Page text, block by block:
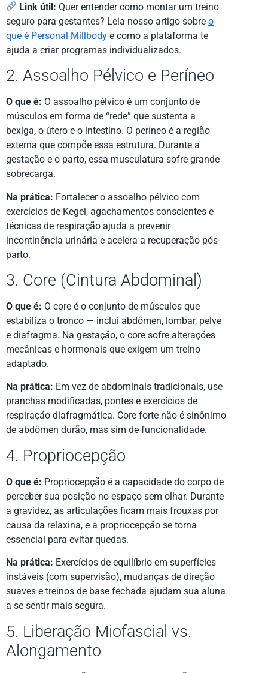
Link útil: Quer entender como montar um treino
seguro para gestantes? Leia nosso artigo sobre o
que é Personal Millbody e como a plataforma te
ajuda a criar programas individualizados.
2. Assoalho Pélvico e Períneo
O que é: O assoalho pélvico é um conjunto de
músculos em forma de “rede” que sustenta a
bexiga, o útero e o intestino. O períneo é a região
externa que compõe essa estrutura. Durante a
gestação e o parto, essa musculatura sofre grande
sobrecarga.
Na prática: Fortalecer o assoalho pélvico com
exercícios de Kegel, agachamentos conscientes e
técnicas de respiração ajuda a prevenir
incontinência urinária e acelera a recuperação pós-
parto.
3. Core (Cintura Abdominal)
O que é: O core é o conjunto de músculos que
estabiliza o tronco — inclui abdômen, lombar, pelve
e diafragma. Na gestação, o core sofre alterações
mecânicas e hormonais que exigem um treino
adaptado.
Na prática: Em vez de abdominais tradicionais, use
pranchas modificadas, pontes e exercícios de
respiração diafragmática. Core forte não é sinônimo
de abdômen durão, mas sim de funcionalidade.
4. Propriocepção
O que é: Propriocepção é a capacidade do corpo de
perceber sua posição no espaço sem olhar. Durante
a gravidez, as articulações ficam mais frouxas por
causa da relaxina, e a propriocepção se torna
essencial para evitar quedas.
Na prática: Exercícios de equilíbrio em superfícies
instáveis (com supervisão), mudanças de direção
suaves e treinos de base fechada ajudam sua aluna
a se sentir mais segura.
5. Liberação Miofascial vs.
Alongamento